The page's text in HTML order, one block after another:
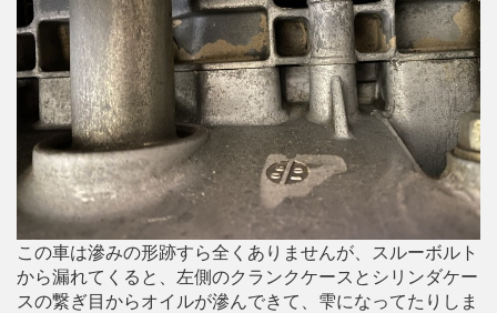
この車は滲みの形跡すら全くありませんが、スルーボルト
から漏れてくると、左側のクランクケースとシリンダケー
スの繋ぎ目からオイルが滲んできて、雫になってたりしま